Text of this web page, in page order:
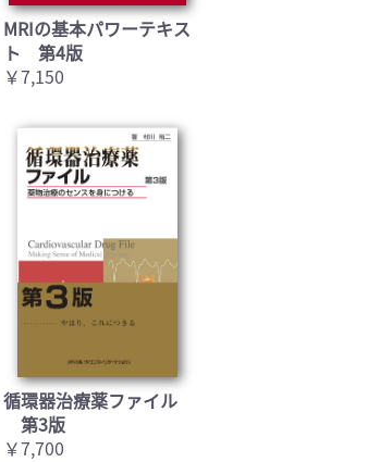
MRIの基本パワーテキス
ト 第4版
￥7,150
循環器治療薬ファイル
第3版
￥7,700